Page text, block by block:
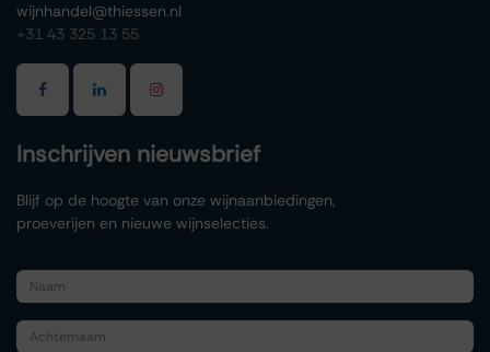
wijnhandel@thiessen.nl
+31 43 325 13 55
Inschrijven nieuwsbrief
Blijf op de hoogte van onze wijnaanbiedingen,
proeverijen en nieuwe wijnselecties.